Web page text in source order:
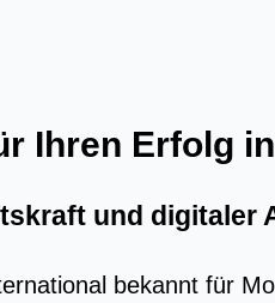
Ihren Erfolg
und digitaler
bekannt für